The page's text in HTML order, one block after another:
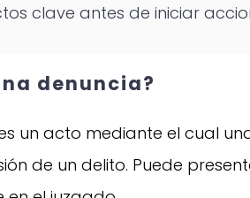
clave antes de iniciar
denuncia?
un acto mediante el cual
de un delito. Puede